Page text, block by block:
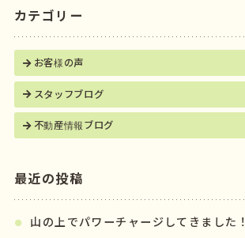
カテゴリー
お客様の声
スタッフブログ
不動産情報ブログ
最近の投稿
山の上でパワーチャージしてきました！